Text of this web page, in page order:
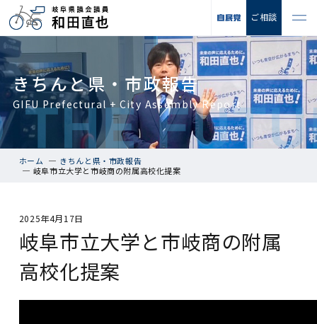
ご相談
きちんと県・市政報告
GIFU Prefectural + City Assembly Report
ホーム
きちんと県・市政報告
岐阜市立大学と市岐商の附属高校化提案
2025年4月17日
岐阜市立大学と市岐商の附属
高校化提案